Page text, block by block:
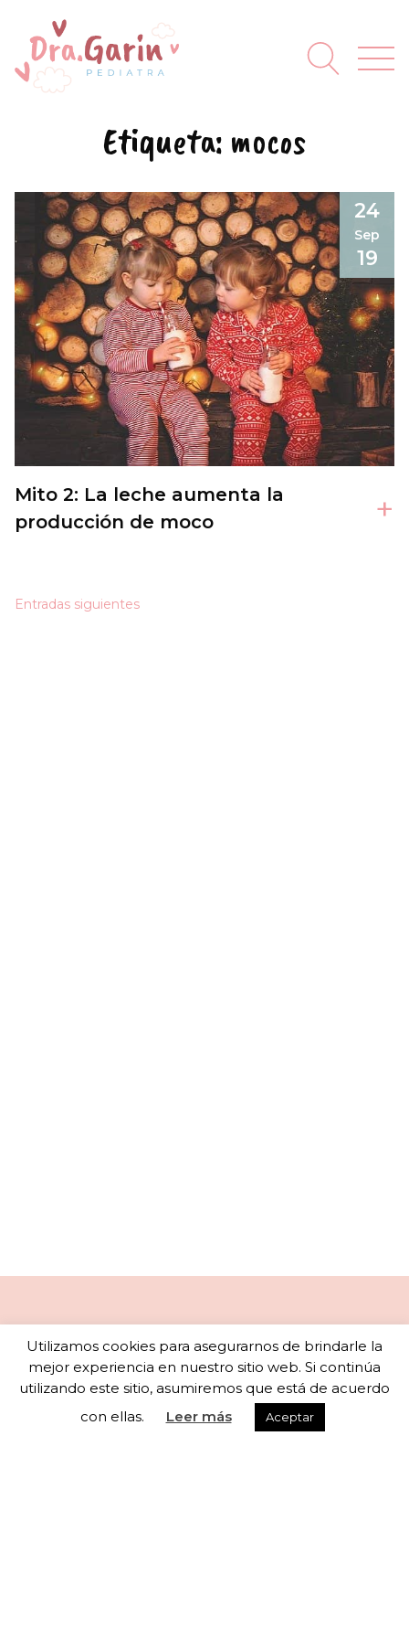
Etiqueta: mocos
24
Sep
19
Mito 2: La leche aumenta la
producción de moco
+
Navegación
Entradas siguientes
Newsletter
Subscribete a nuestra newsletter para recibir
Utilizamos cookies para asegurarnos de brindarle la
mejor experiencia en nuestro sitio web. Si continúa
utilizando este sitio, asumiremos que está de acuerdo
con ellas.
Leer más Aceptar